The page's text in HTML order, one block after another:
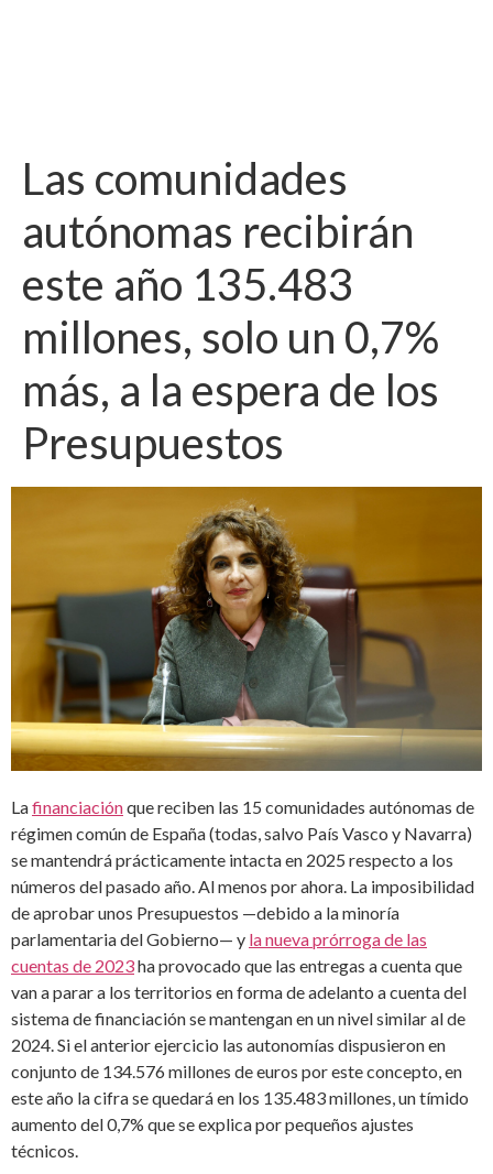
Las comunidades
autónomas recibirán
este año 135.483
millones, solo un 0,7%
más, a la espera de los
Presupuestos
Lafinanciaciónque reciben las 15 comunidades autónomas de
régimen común de España (todas, salvo País Vasco y Navarra)
se mantendrá prácticamente intacta en 2025 respecto a los
números del pasado año. Al menos por ahora. La imposibilidad
de aprobar unos Presupuestos —debido a la minoría
parlamentaria del Gobierno— y la nueva prórroga de las
cuentas de 2023ha provocado que las entregas a cuenta que
van a parar a los territorios en forma de adelanto a cuenta del
sistema de financiación se mantengan en un nivel similar al de
2024. Si el anterior ejercicio las autonomías dispusieron en
conjunto de 134.576 millones de euros por este concepto, en
este año la cifra se quedará en los 135.483 millones, un tímido
aumento del 0,7% que se explica por pequeños ajustes
técnicos.